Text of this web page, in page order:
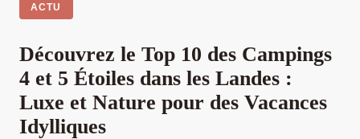
ACTU
Découvrez le Top 10 des Campings
4 et 5 Étoiles dans les Landes :
Luxe et Nature pour des Vacances
Idylliques